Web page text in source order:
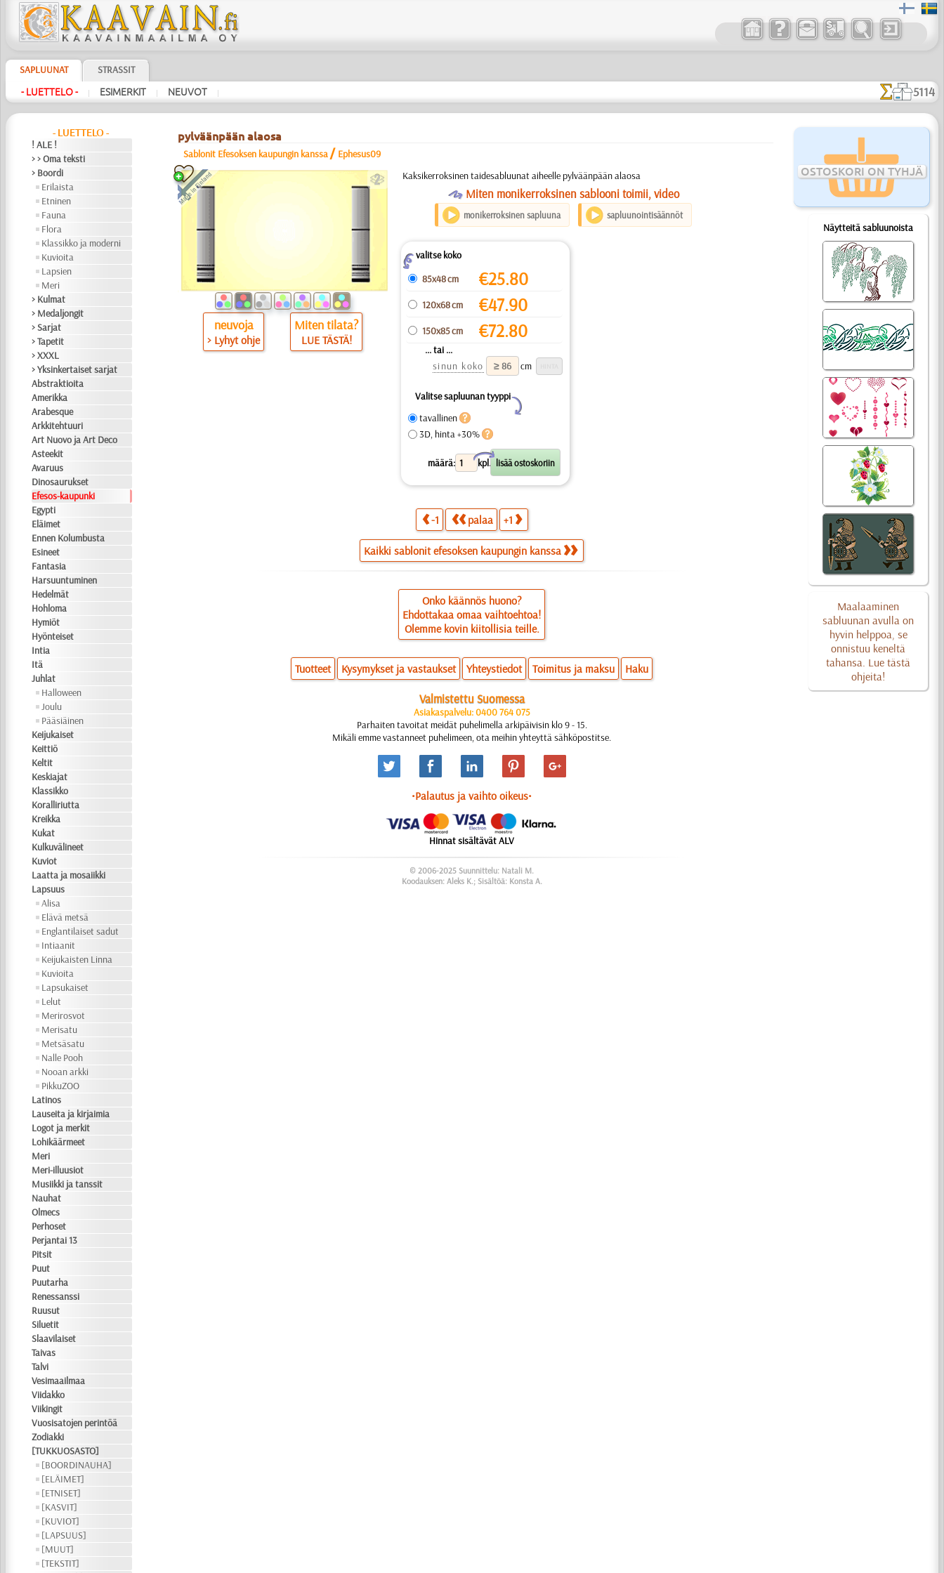
SAPLUUNAT STRASSIT
- LUETTELO - | ESIMERKIT | NEUVOT | 5114
- LUETTELO -
! ALE !
> > Oma teksti
> Boordi
Erilaista
Etninen
Fauna
Flora
Klassikko ja moderni
Kuvioita
Lapsien
Meri
> Kulmat
> Medaljongit
> Sarjat
> Tapetit
> XXXL
> Yksinkertaiset sarjat
Abstraktioita
Amerikka
Arabesque
Arkkitehtuuri
Art Nuovo ja Art Deco
Asteekit
Avaruus
Dinosaurukset
Efesos-kaupunki
Egypti
Eläimet
Ennen Kolumbusta
Esineet
Fantasia
Harsuuntuminen
Hedelmät
Hohloma
Hymiöt
Hyönteiset
Intia
Itä
Juhlat
Halloween
Joulu
Pääsiäinen
Keijukaiset
Keittiö
Keltit
Keskiajat
Klassikko
Koralliriutta
Kreikka
Kukat
Kulkuvälineet
Kuviot
Laatta ja mosaiikki
Lapsuus
Alisa
Elävä metsä
Englantilaiset sadut
Intiaanit
Keijukaisten Linna
Kuvioita
Lapsukaiset
Lelut
Merirosvot
Merisatu
Metsäsatu
Nalle Pooh
Nooan arkki
PikkuZOO
Latinos
Lauseita ja kirjaimia
Logot ja merkit
Lohikäärmeet
Meri
Meri-illuusiot
Musiikki ja tanssit
Nauhat
Olmecs
Perhoset
Perjantai 13
Pitsit
Puut
Puutarha
Renessanssi
Ruusut
Siluetit
Slaavilaiset
Taivas
Talvi
Vesimaailmaa
Viidakko
Viikingit
Vuosisatojen perintöä
Zodiakki
[TUKKUOSASTO]
[BOORDINAUHA]
[ELÄIMET]
[ETNISET]
[KASVIT]
[KUVIOT]
[LAPSUUS]
[MUUT]
[TEKSTIT]
OSTOSKORI ON TYHJÄ
Näytteitä sabluunoista
Maalaaminen
sabluunan avulla on
hyvin helppoa, se
onnistuu keneltä
tahansa. Lue tästä
ohjeita!
pylväänpään alaosa
Sablonit Efesoksen kaupungin kanssa / Ephesus09
b
neuvoja
> Lyhyt ohje
Miten tilata?
LUE TÄSTÄ!
Kaksikerroksinen taidesabluunat aiheelle pylväänpään alaosa
O Miten monikerroksinen sablooni toimii, video
monikerroksinen sapluuna sapluunointisäännöt
Zvalitse koko
85x48 cm
€25.80
120x68 cm €47.90
150x85 cm €72.80
... tai ...
sinun koko
cm
Valitse sapluunan tyyppi
Y
tavallinen
3D, hinta +30%
määrä: kpl.
X
-1 palaa +1
Kaikki sablonit efesoksen kaupungin kanssa
Onko käännös huono?
Ehdottakaa omaa vaihtoehtoa!
Olemme kovin kiitollisia teille.
Tuotteet Kysymykset ja vastaukset Yhteystiedot Toimitus ja maksu Haku
Valmistettu Suomessa
Asiakaspalvelu: 0400 764 075
Parhaiten tavoitat meidät puhelimella arkipäivisin klo 9 - 15.
Mikäli emme vastanneet puhelimeen, ota meihin yhteyttä sähköpostitse.
•Palautus ja vaihto oikeus•
Hinnat sisältävät ALV
© 2006-2025 Suunnittelu: Natali M.
Koodauksen: Aleks K.; Sisältöä: Konsta A.